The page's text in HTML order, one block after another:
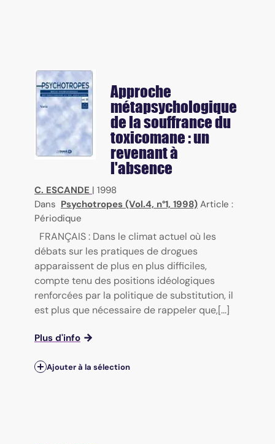
Approche
métapsychologique
de la souffrance du
toxicomane : un
revenant à
l'absence
C. ESCANDE | 1998
Dans Psychotropes (Vol.4, n°1, 1998) Article :
Périodique
FRANÇAIS : Dans le climat actuel où les
débats sur les pratiques de drogues
apparaissent de plus en plus difficiles,
compte tenu des positions idéologiques
renforcées par la politique de substitution, il
est plus que nécessaire de rappeler que,[...]
Plus d'info
Ajouter à la sélection